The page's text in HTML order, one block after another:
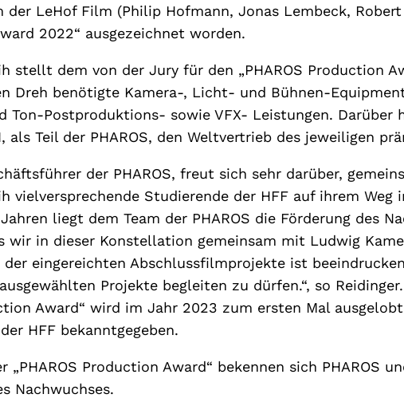
der LeHof Film (Philip Hofmann, Jonas Lembeck,
2022“ ausgezeichnet worden.
stellt dem von der Jury für den „PHAROS Production
Dreh benötigte Kamera-, Licht- und Bühnen-
Ton-Postproduktions- sowie VFX- Leistungen. Darüber
als Teil der PHAROS, den Weltvertrieb des jeweiligen
der PHAROS, freut sich sehr darüber,
vielversprechende Studierende der HFF auf ihrem
liegt dem Team der PHAROS die Förderung des
wir in dieser Konstellation gemeinsam mit Ludwig
eingereichten Abschlussfilmprojekte ist
Projekte begleiten zu dürfen.“, so Reidinger.
Award“ wird im Jahr 2023 zum ersten Mal
HFF bekanntgegeben.
„PHAROS Production Award“ bekennen sich PHAROS
Nachwuchses.